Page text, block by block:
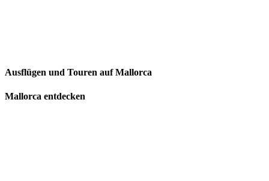
Ausflügen und Touren auf Mallorca
Mallorca entdecken